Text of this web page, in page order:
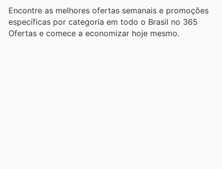
Encontre as melhores ofertas semanais e promoções
específicas por categoria em todo o Brasil no 365
Ofertas e comece a economizar hoje mesmo.